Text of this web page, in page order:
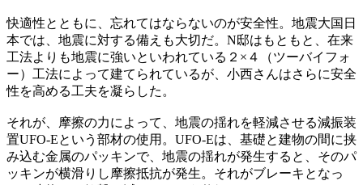
快適性とともに、忘れてはならないのが安全性。地震大国日
本では、地震に対する備えも大切だ。N邸はもともと、在来
工法よりも地震に強いといわれている２×４（ツーバイフォ
ー）工法によって建てられているが、小西さんはさらに安全
性を高める工夫を凝らした。
それが、摩擦の力によって、地震の揺れを軽減させる減振装
置UFO-Eという部材の使用。UFO-Eは、基礎と建物の間に挟
み込む金属のパッキンで、地震の揺れが発生すると、そのパ
ッキンが横滑りし摩擦抵抗が発生。それがブレーキとなっ